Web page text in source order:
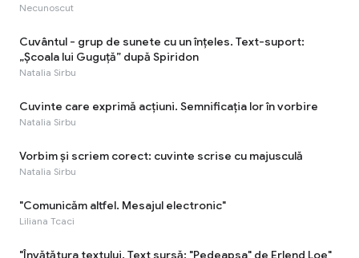
Necunoscut
Cuvântul - grup de sunete cu un înţeles. Text-suport:
„Școala lui Guguță” după Spiridon
Natalia Sirbu
Cuvinte care exprimă acţiuni. Semnificaţia lor în vorbire
Natalia Sirbu
Vorbim și scriem corect: cuvinte scrise cu majusculă
Natalia Sirbu
"Comunicăm altfel. Mesajul electronic"
Liliana Tcaci
"Învăţătura textului. Text sursă: "Pedeapsa" de Erlend Loe"